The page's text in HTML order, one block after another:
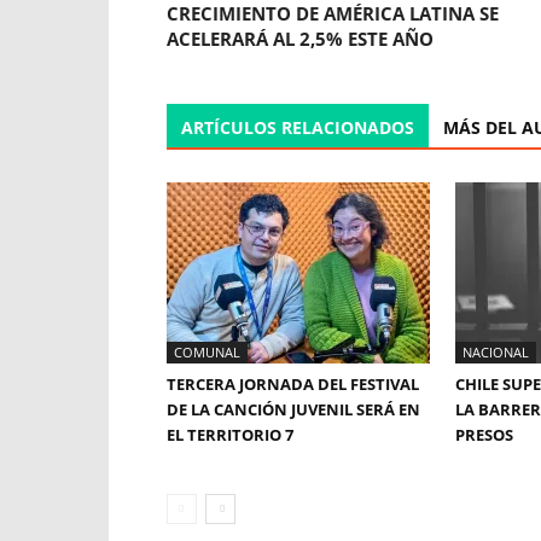
CRECIMIENTO DE AMÉRICA LATINA SE
ACELERARÁ AL 2,5% ESTE AÑO
ARTÍCULOS RELACIONADOS MÁS DEL
COMUNAL
TERCERA JORNADA DEL FESTIVAL
DE LA CANCIÓN JUVENIL SERÁ EN
EL TERRITORIO 7
NACIONAL
CHILE
LA
PRESOS